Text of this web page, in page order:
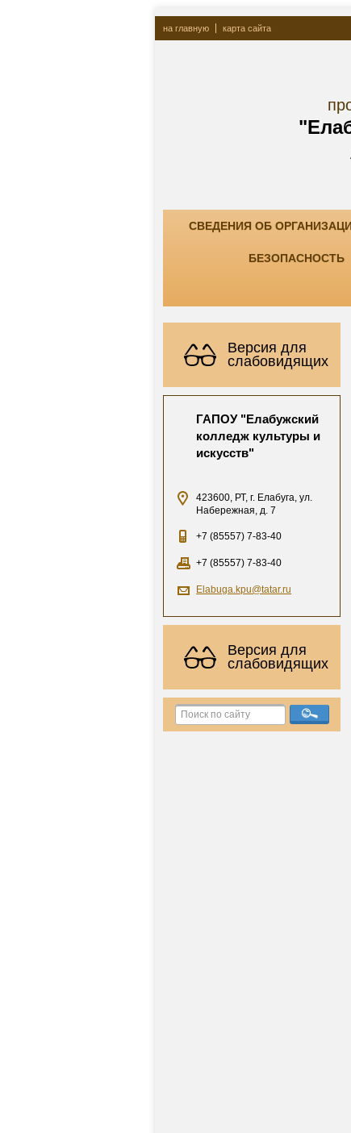
на главную карта сайта
"Елабужский
423600, РТ, г.
тел. +7(85557) 7-
СВЕДЕНИЯ ОБ
БЕЗОПАСНОСТЬ
Версия для
слабовидящих
ГАПОУ "Елабужский
колледж культуры и
искусств"
423600, РТ, г. Елабуга, ул.
Набережная, д. 7
+7 (85557) 7-83-40
+7 (85557) 7-83-40
Elabuga.kpu@tatar.ru
Версия для
слабовидящих